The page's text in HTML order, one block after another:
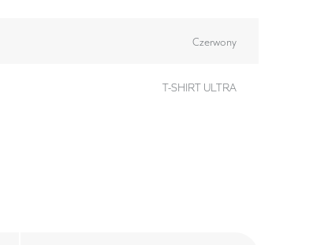
Czerwony
T-SHIRT ULTRA